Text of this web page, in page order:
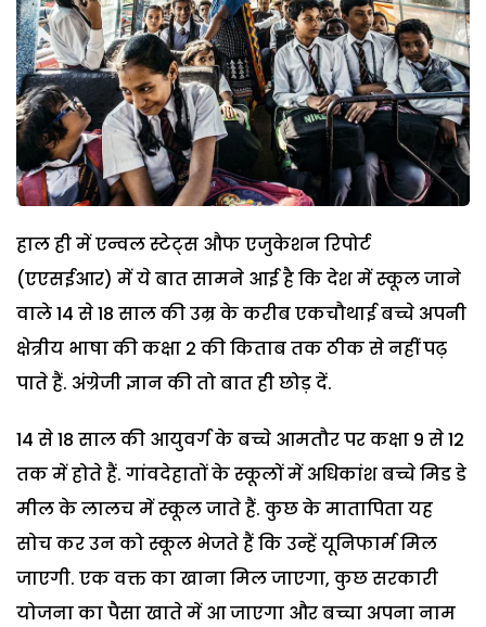
हाल ही में एन्वल स्टेट्स औफ एजुकेशन रिपोर्ट
(एएसईआर) में ये बात सामने आई है कि देश में स्कूल जाने
वाले 14 से 18 साल की उम्र के करीब एकचौथाई बच्चे अपनी
क्षेत्रीय भाषा की कक्षा 2 की किताब तक ठीक से नहीं पढ़
पाते हैं. अंग्रेजी ज्ञान की तो बात ही छोड़ दें.
14 से 18 साल की आयुवर्ग के बच्चे आमतौर पर कक्षा 9 से 12
तक में होते हैं. गांवदेहातों के स्कूलों में अधिकांश बच्चे मिड डे
मील के लालच में स्कूल जाते हैं. कुछ के मातापिता यह
सोच कर उन को स्कूल भेजते हैं कि उन्हें यूनिफार्म मिल
जाएगी. एक वक्त का खाना मिल जाएगा, कुछ सरकारी
योजना का पैसा खाते में आ जाएगा और बच्चा अपना नाम